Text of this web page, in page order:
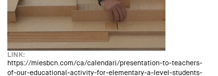
LINK:
https://miesbcn.com/ca/calendari/presentation-to-teachers-
of-our-educational-activity-for-elementary-a-level-students-